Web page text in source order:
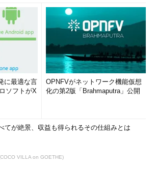
に最適な言
ソフトがX
OPNFVがネットワーク機能仮想
化の第2版「Brahmaputra」公開
てが絶景、収益も得られるその仕組みとは
VILLA on GOETHE)